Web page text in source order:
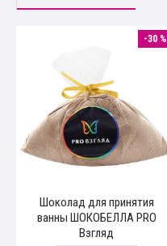
-30 %
Шоколад для принятия
ванны ШОКОБЕЛЛА PRO
Взгляд